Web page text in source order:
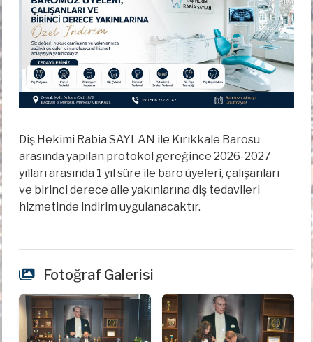
Diş Hekimi Rabia SAYLAN ile Kırıkkale Barosu
arasında yapılan protokol gereğince 2026-2027
yılları arasında 1 yıl süre ile baro üyeleri, çalışanları
ve birinci derece aile yakınlarına diş tedavileri
hizmetinde indirim uygulanacaktır.
Fotoğraf Galerisi